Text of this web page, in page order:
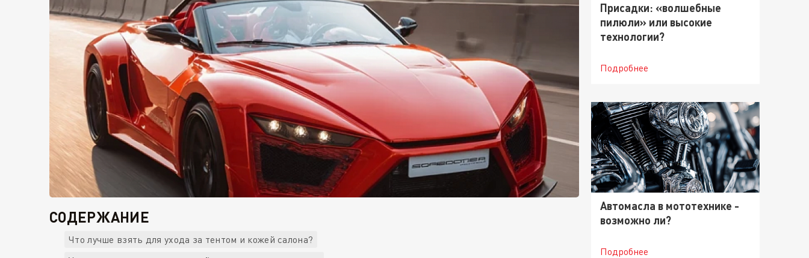
СОДЕРЖАНИЕ
Что лучше взять для ухода за тентом и кожей салона?
Присадки: «волшебные
пилюли» или высокие
технологии?
Подробнее
Автомасла в мототехнике -
возможно ли?
Подробнее